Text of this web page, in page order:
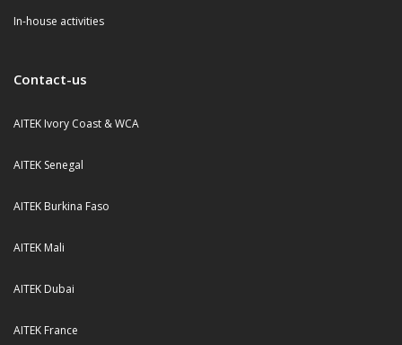
In-house activities
Contact-us
AITEK Ivory Coast & WCA
AITEK Senegal
AITEK Burkina Faso
AITEK Mali
AITEK Dubai
AITEK France